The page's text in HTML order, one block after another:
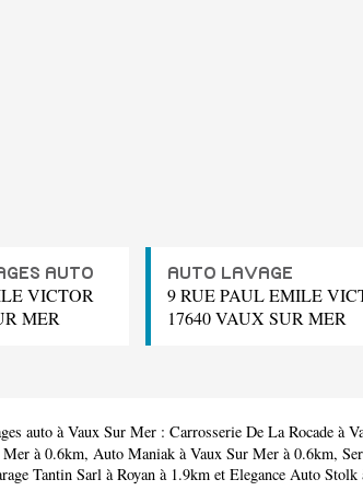
AUTO
VICTOR
MER
AUTO LAVAGE
9 RUE PAUL EMILE
17640 VAUX SUR MER
auto à Vaux Sur Mer : Carrosserie De La Rocade à
à 0.6km, Auto Maniak à Vaux Sur Mer à 0.6km,
Tantin Sarl à Royan à 1.9km et Elegance Auto Stolk